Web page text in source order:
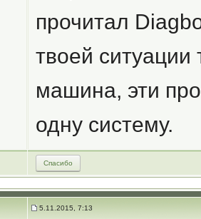
прочитал
твоей ситуации
машина, эти
одну систему.
Спасибо
5.11.2015, 7:13